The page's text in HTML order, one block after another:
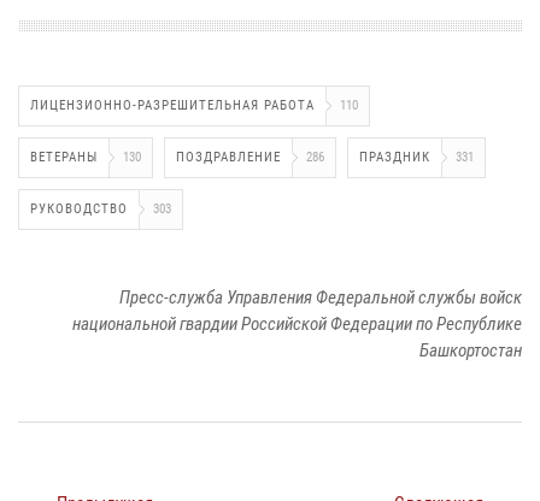
ЛИЦЕНЗИОННО-РАЗРЕШИТЕЛЬНАЯ РАБОТА 110
ВЕТЕРАНЫ 130 ПОЗДРАВЛЕНИЕ 286 ПРАЗДНИК 331
РУКОВОДСТВО 303
Пресс-служба Управления Федеральной службы войск
национальной гвардии Российской Федерации по Республике
Башкортостан